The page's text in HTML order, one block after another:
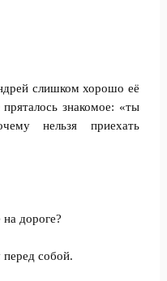
слишком хорошо её
знакомое: «ты
нельзя приехать
дороге?
собой.